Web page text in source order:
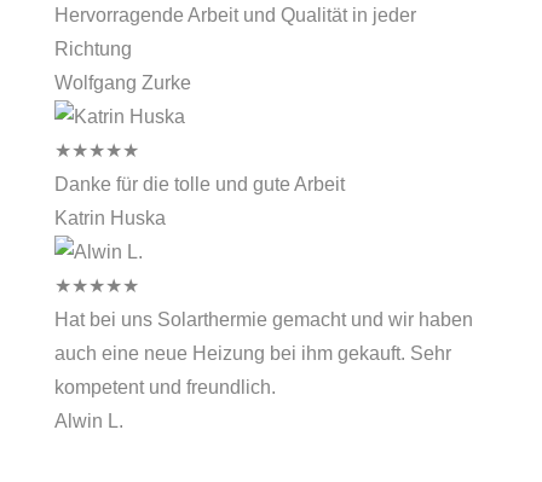
Hervorragende Arbeit und Qualität in jeder
Richtung
Wolfgang Zurke
★★★★★
Danke für die tolle und gute Arbeit
Katrin Huska
★★★★★
Hat bei uns Solarthermie gemacht und wir haben
auch eine neue Heizung bei ihm gekauft. Sehr
kompetent und freundlich.
Alwin L.